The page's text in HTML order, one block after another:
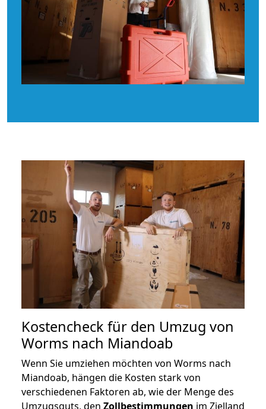
Kostencheck für den Umzug von
Worms nach Miandoab
Wenn Sie umziehen möchten von Worms nach
Miandoab, hängen die Kosten stark von
verschiedenen Faktoren ab, wie der Menge des
Umzugsguts, den Zollbestimmungen im Zielland